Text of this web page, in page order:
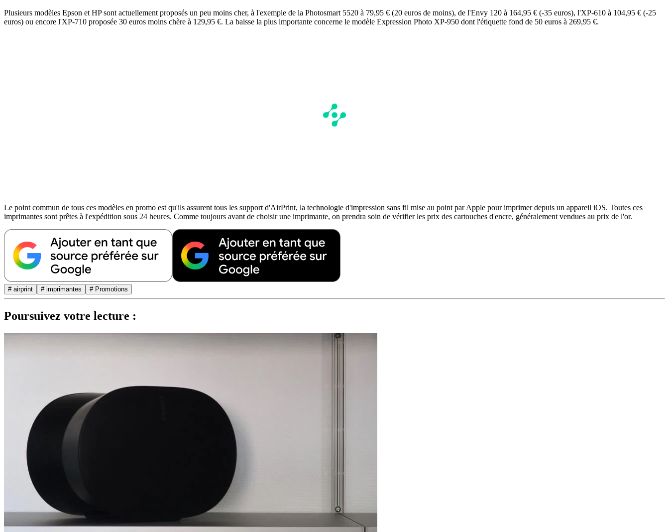
Plusieurs modèles Epson et HP sont actuellement proposés un peu moins cher, à l'exemple de la Photosmart 5520 à 79,95 € (20 euros de moins), de l'Envy 120 à 164,95 € (-35 euros), l'XP-610 à 104,95 € (-25
euros) ou encore l'XP-710 proposée 30 euros moins chère à 129,95 €. La baisse la plus importante concerne le modèle Expression Photo XP-950 dont l'étiquette fond de 50 euros à 269,95 €.
Le point commun de tous ces modèles en promo est qu'ils assurent tous les support d'AirPrint, la technologie d'impression sans fil mise au point par Apple pour imprimer depuis un appareil iOS. Toutes ces
imprimantes sont prêtes à l'expédition sous 24 heures. Comme toujours avant de choisir une imprimante, on prendra soin de vérifier les prix des cartouches d'encre, généralement vendues au prix de l'or.
# airprint # imprimantes # Promotions
Poursuivez votre lecture :